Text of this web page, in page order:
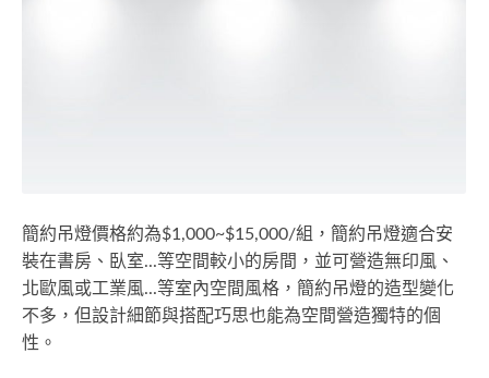
簡約吊燈價格約為$1,000~$15,000/組，簡約吊燈適合安
裝在書房、臥室...等空間較小的房間，並可營造無印風、
北歐風或工業風...等室內空間風格，簡約吊燈的造型變化
不多，但設計細節與搭配巧思也能為空間營造獨特的個
性。